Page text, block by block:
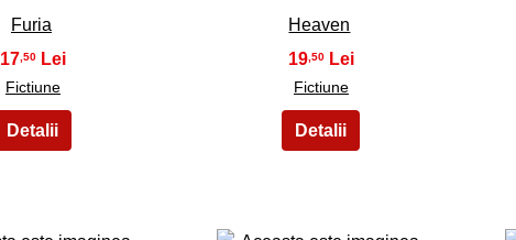
Furia
17,50
Fictiune
Heaven
19,50
Fictiune